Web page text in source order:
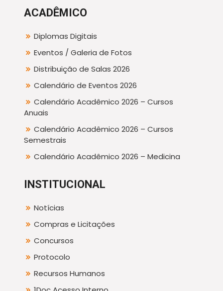
ACADÊMICO
Diplomas Digitais
Eventos / Galeria de Fotos
Distribuição de Salas 2026
Calendário de Eventos 2026
Calendário Acadêmico 2026 – Cursos
Anuais
Calendário Acadêmico 2026 – Cursos
Semestrais
Calendário Acadêmico 2026 – Medicina
INSTITUCIONAL
Notícias
Compras e Licitações
Concursos
Protocolo
Recursos Humanos